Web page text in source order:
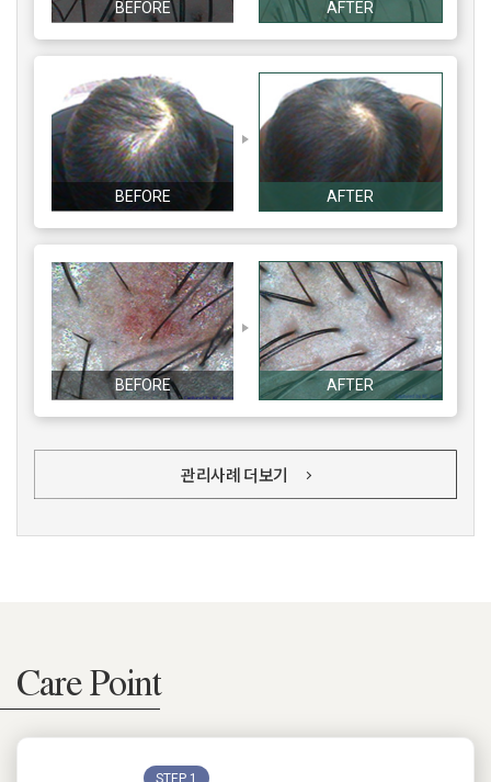
BEFORE AFTER
BEFORE AFTER
BEFORE AFTER
관리사례 더보기
Care Point
STEP 1